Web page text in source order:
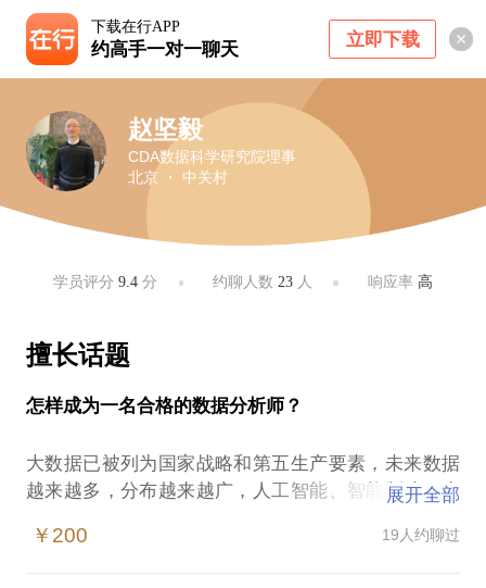
下载在行APP
约高手一对一聊天 立即下载
赵坚毅
CDA数据科学研究院理事
北京 ・ 中关村
学员评分9.4 分 约聊人数 23人 响应率 高
擅长话题
怎样成为一名合格的数据分析师？
大数据已被列为国家战略和第五生产要素，未来数据
越来越多，分布越来越广，人工智能、智能制造、生
材料，只有原材料整理好了，才能做出更多更好的产
展开全部
￥200 19人约聊过